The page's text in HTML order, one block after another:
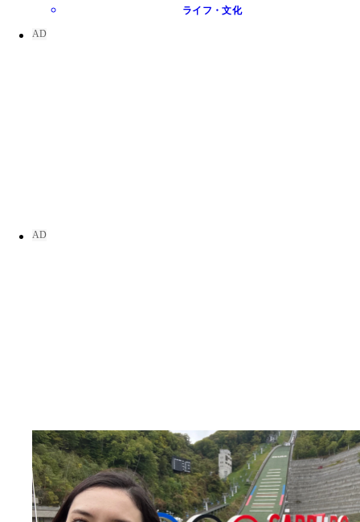
ライフ・文化